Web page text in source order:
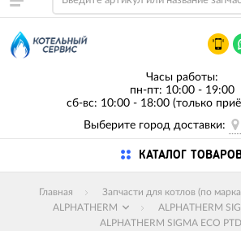
Часы работы:
пн-пт: 10:00 - 19:00
сб-вс: 10:00 - 18:00 (только
Выберите город доставки:
КАТАЛОГ
Главная
Запчасти для котлов (по
ALPHATHERM
ALPHATHERM
ALPHATHERM SIGMA ECO